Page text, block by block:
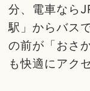
分、電車なら
駅」からバス
の前が「おさ
も快適にアク